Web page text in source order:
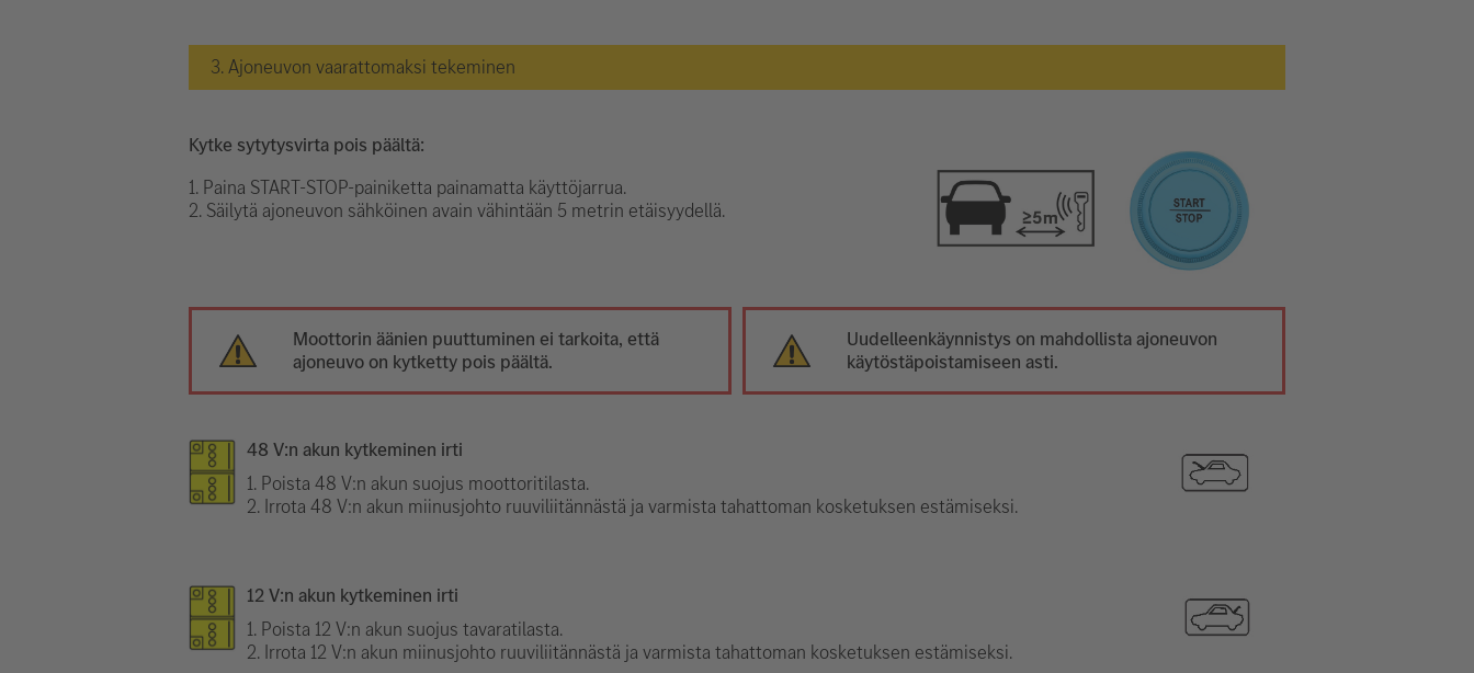
3. Ajoneuvon vaarattomaksi tekeminen
Kytke sytytysvirta pois päältä:
1. Paina START-STOP-painiketta painamatta käyttöjarrua.
2. Säilytä ajoneuvon sähköinen avain vähintään 5 metrin etäisyydellä.
Moottorin äänien puuttuminen ei tarkoita, että
ajoneuvo on kytketty pois päältä.
Uudelleenkäynnistys on mahdollista ajoneuvon
käytöstäpoistamiseen asti.
48 V:n akun kytkeminen irti
1. Poista 48 V:n akun suojus moottoritilasta.
2. Irrota 48 V:n akun miinusjohto ruuviliitännästä ja varmista tahattoman kosketuksen estämiseksi.
12 V:n akun kytkeminen irti
1. Poista 12 V:n akun suojus tavaratilasta.
2. Irrota 12 V:n akun miinusjohto ruuviliitännästä ja varmista tahattoman kosketuksen estämiseksi.